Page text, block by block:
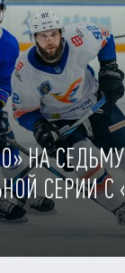
НА
СЕРИИ С